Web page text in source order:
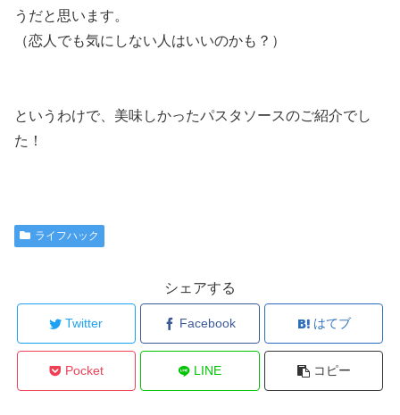
うだと思います。
（恋人でも気にしない人はいいのかも？）
というわけで、美味しかったパスタソースのご紹介でし
た！
ライフハック
シェアする
Twitter Facebook はてブ
Pocket LINE コピー